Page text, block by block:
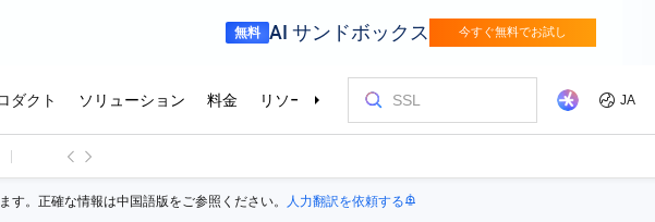
。正確な情報は中国語版をご参照ください。 人力翻訳を依頼する